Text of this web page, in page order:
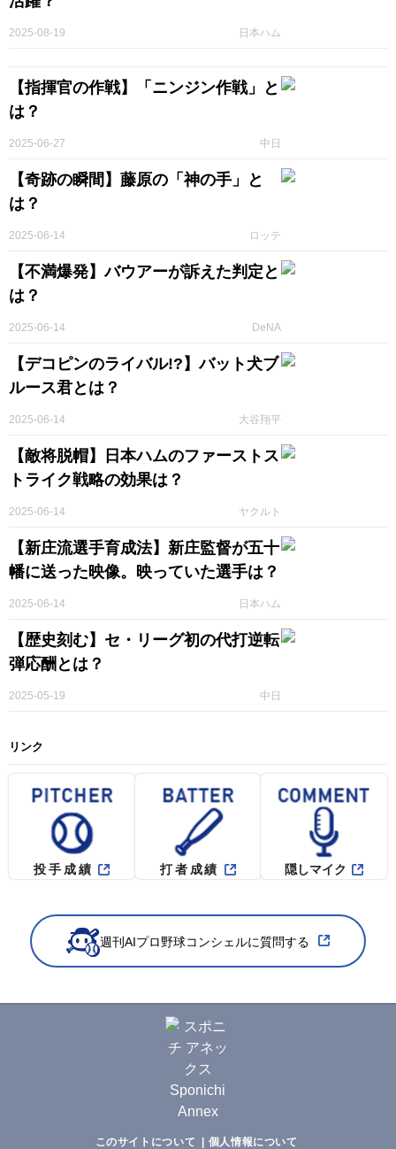
日本ハム
2025-08-19
【指揮官の作戦】「ニンジン作戦」と
は？
中日
2025-06-27
【奇跡の瞬間】藤原の「神の手」と
は？
ロッテ
2025-06-14
【不満爆発】バウアーが訴えた判定と
は？
DeNA
2025-06-14
【デコピンのライバル!?】バット犬ブ
ルース君とは？
大谷翔平
2025-06-14
【敵将脱帽】日本ハムのファーストス
トライク戦略の効果は？
ヤクルト
2025-06-14
【新庄流選手育成法】新庄監督が五十
幡に送った映像。映っていた選手は？
日本ハム
2025-06-14
【歴史刻む】セ・リーグ初の代打逆転
弾応酬とは？
中日
2025-05-19
リンク
投手成績 打者成績 隠しマイク
週刊AIプロ野球コンシェルに質問する
このサイトについて 個人情報について